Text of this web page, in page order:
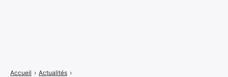
Accueil › Actualités ›